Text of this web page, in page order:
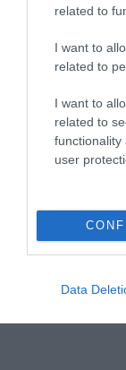
related to
I want to
related to
I want to
related to
functionality
user
Data